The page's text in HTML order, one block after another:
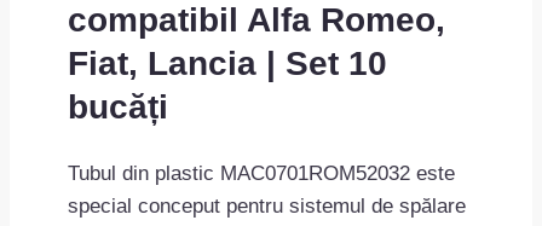
compatibil Alfa Romeo,
Fiat, Lancia | Set 10
bucăți
Tubul din plastic MAC0701ROM52032 este
special conceput pentru sistemul de spălare